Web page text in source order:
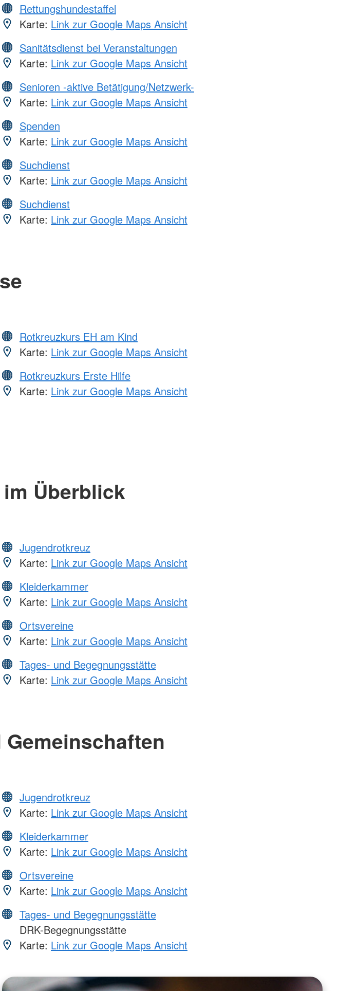
Rettungshundestaffel
Karte: Link zur Google Maps Ansicht
Sanitätsdienst bei Veranstaltungen
Karte: Link zur Google Maps Ansicht
Senioren -aktive Betätigung/Netzwerk-
Karte: Link zur Google Maps Ansicht
Spenden
Karte: Link zur Google Maps Ansicht
Suchdienst
Karte: Link zur Google Maps Ansicht
Suchdienst
Karte: Link zur Google Maps Ansicht
Rotkreuzkurs EH am Kind
Karte: Link zur Google Maps Ansicht
Rotkreuzkurs Erste Hilfe
Karte: Link zur Google Maps Ansicht
Überblick
Jugendrotkreuz
Karte: Link zur Google Maps Ansicht
Kleiderkammer
Karte: Link zur Google Maps Ansicht
Ortsvereine
Karte: Link zur Google Maps Ansicht
Tages- und Begegnungsstätte
Karte: Link zur Google Maps Ansicht
Jugendrotkreuz
Karte: Link zur Google Maps Ansicht
Kleiderkammer
Karte: Link zur Google Maps Ansicht
Ortsvereine
Karte: Link zur Google Maps Ansicht
Tages- und Begegnungsstätte
DRK-Begegnungsstätte
Karte: Link zur Google Maps Ansicht